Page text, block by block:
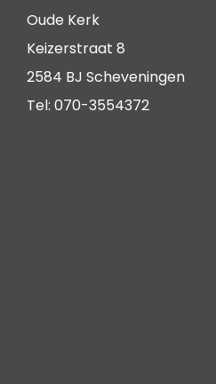
Oude Kerk
Keizerstraat 8
2584 BJ Scheveningen
Tel: 070-3554372